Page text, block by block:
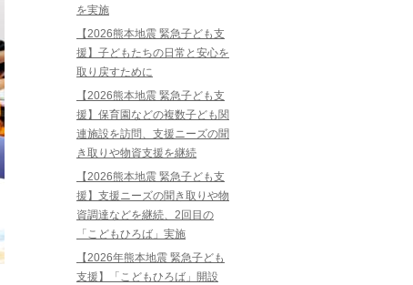
を実施
【2026熊本地震 緊急子ども支
援】子どもたちの日常と安心を
取り戻すために
【2026熊本地震 緊急子ども支
援】保育園などの複数子ども関
連施設を訪問、支援ニーズの聞
き取りや物資支援を継続
【2026熊本地震 緊急子ども支
援】支援ニーズの聞き取りや物
資調達などを継続、2回目の
「こどもひろば」実施
【2026年熊本地震 緊急子ども
支援】「こどもひろば」開設